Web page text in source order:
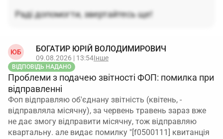
Раді допомогти, звертайтесь ще!
ЮБ БОГАТИР ЮРІЙ ВОЛОДИМИРОВИЧ
09.08.2026 | 13:54Інше
ВІДПОВІДЬ НАДАНО
Проблеми з подачею звітності ФОП: помилка при
відправленні
Фоп відправляю об'єднану звітність (квітень, -
відправляла місячну), за червень травень зараз вже
не дає змогу відправити місячну, тож відправляю
квартальну. але видає помилку "[f0500111] квитанція